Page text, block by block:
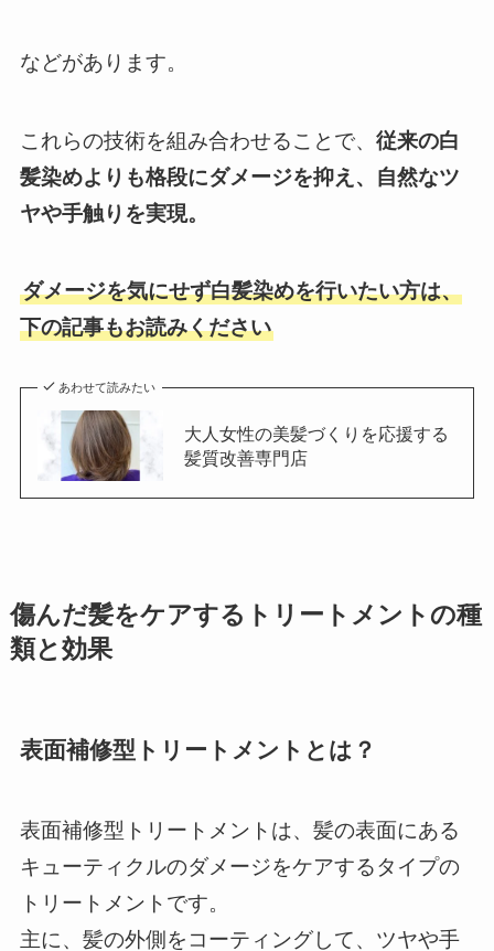
などがあります。
これらの技術を組み合わせることで、 従来の白
髪染めよりも格段にダメージを抑え、自然なツ
ヤや手触りを実現。
ダメージを気にせず白髪染めを行いたい方は、
下の記事もお読みください
あわせて読みたい
大人女性の美髪づくりを応援する
髪質改善専門店
傷んだ髪をケアするトリートメントの種
類と効果
表面補修型トリートメントとは？
表面補修型トリートメントは、髪の表面にある
キューティクルのダメージをケアするタイプの
トリートメントです。
主に、髪の外側をコーティングして、ツヤや手